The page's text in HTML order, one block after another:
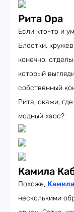
Рита Ора
Если кто-то и
Блёстки,
конечно,
который
собственный
Рита, скажи,
модный хаос?
Камила
Похоже,
несколькими